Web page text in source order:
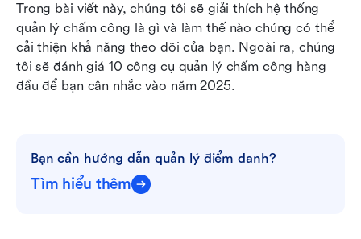
Trong bài viết này, chúng tôi sẽ giải thích hệ thống
quản lý chấm công là gì và làm thế nào chúng có thể
cải thiện khả năng theo dõi của bạn. Ngoài ra, chúng
tôi sẽ đánh giá 10 công cụ quản lý chấm công hàng
đầu để bạn cân nhắc vào năm 2025.
Bạn cần hướng dẫn quản lý điểm danh?
Tìm hiểu thêm